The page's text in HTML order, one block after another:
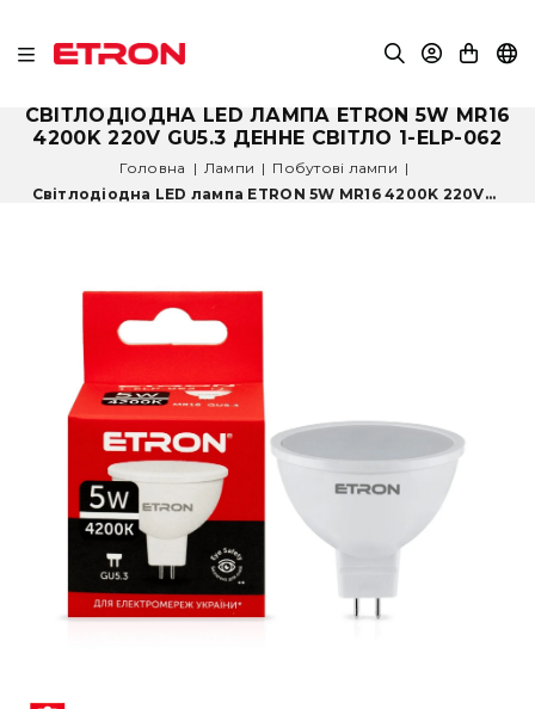
СВІТЛОДІОДНА LED ЛАМПА ETRON 5W MR16
4200K 220V GU5.3 ДЕННЕ СВІТЛО 1-ELP-062
Головна | Лампи | Побутові лампи |
Світлодіодна LED лампа ETRON 5W MR16 4200K 220V...